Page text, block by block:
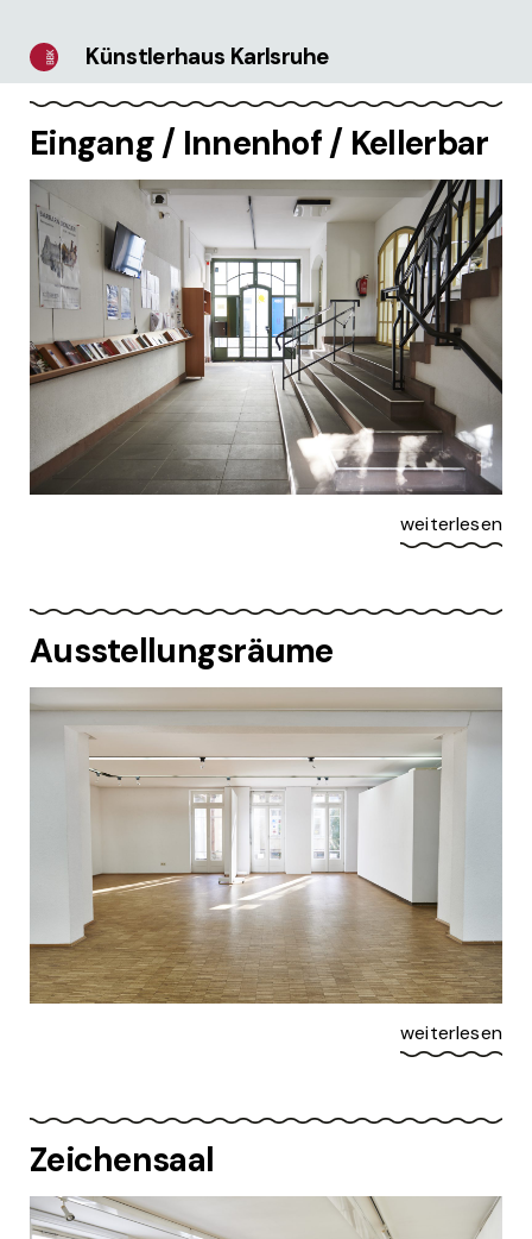
Künstlerhaus Karlsruhe
Eingang / Innenhof / Kellerbar
weiterlesen
Ausstellungsräume
weiterlesen
Zeichensaal